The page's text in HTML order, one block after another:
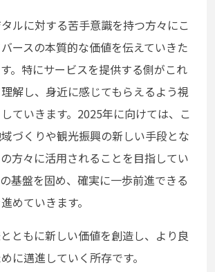
ルに対する苦手意識を持つ方々にこ
ースの本質的な価値を伝えていきた
。特にサービスを提供する側がこれ
解し、身近に感じてもらえるよう視
ていきます。2025年に向けては、こ
づくりや観光振興の新しい手段とな
方々に活用されることを目指してい
基盤を固め、確実に一歩前進できる
めていきます。
ともに新しい価値を創造し、より良
に邁進していく所存です。